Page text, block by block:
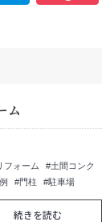
ム
フォーム
土間コンク
門柱 駐車場
続きを読む